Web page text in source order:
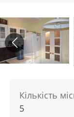
Кількість
5